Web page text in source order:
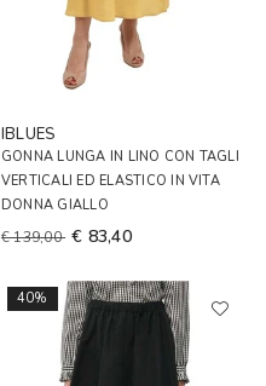
IBLUES
GONNA LUNGA IN LINO CON TAGLI
VERTICALI ED ELASTICO IN VITA
DONNA GIALLO
€ 139,00 € 83,40
40%